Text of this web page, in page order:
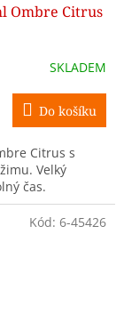
Ombre Citrus
SKLADEM
Do košíku
Citrus s
Velký
čas.
Kód: 6-45426